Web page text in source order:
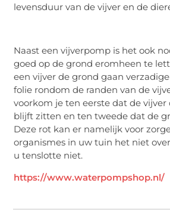
levensduur van de vijver en de
Naast een vijverpomp is het ook
goed op de grond eromheen te
een vijver de grond gaan
folie rondom de randen van de
voorkom je ten eerste dat de vijver
blijft zitten en ten tweede dat de
Deze rot kan er namelijk voor
organismes in uw tuin het niet
u tenslotte niet.
https://www.waterpompshop.nl/